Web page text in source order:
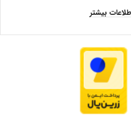
بیشتر